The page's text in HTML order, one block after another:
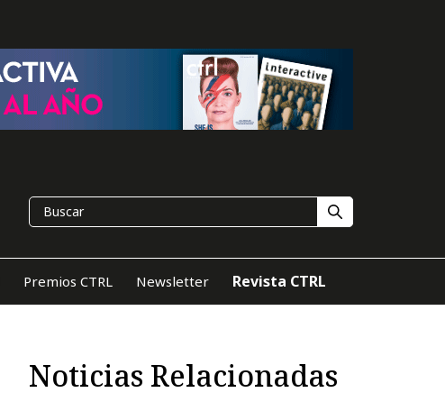
Premios CTRL Newsletter Revista CTRL
Noticias Relacionadas